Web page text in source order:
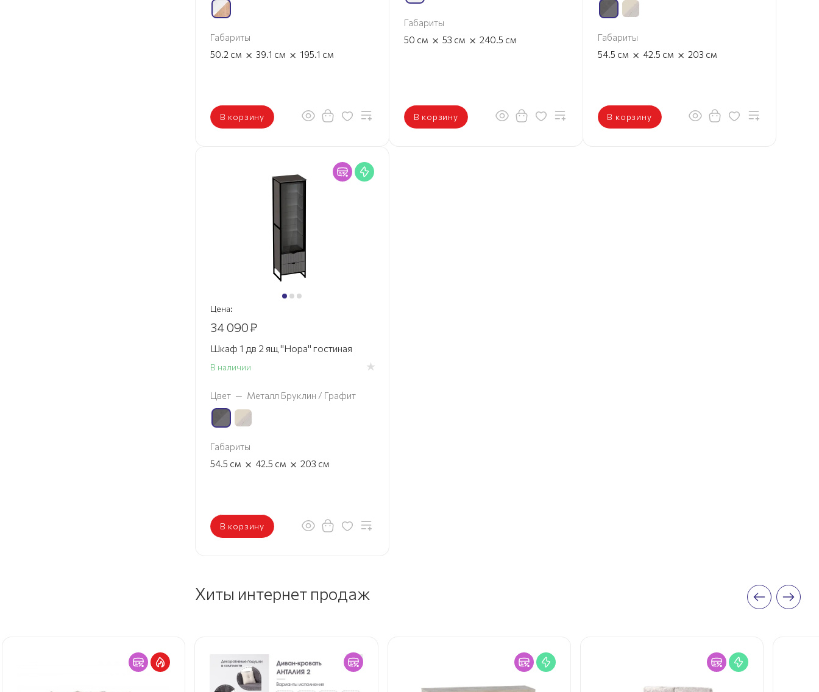
Габариты
50.2 см × 39.1 см × 195.1 см
В корзину
Габариты
50 см × 53 см × 240.5 см
В корзину
Габариты
54.5 см × 42.5 см × 203 см
В корзину
Цена:
34 090₽
Шкаф 1 дв 2 ящ "Нора" гостиная
В наличии
Цвет — Металл Бруклин / Графит
Габариты
54.5 см × 42.5 см × 203 см
В корзину
Хиты интернет продаж